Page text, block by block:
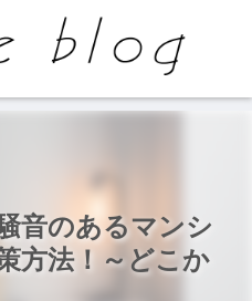
音のあるマンシ
方法！～どこか